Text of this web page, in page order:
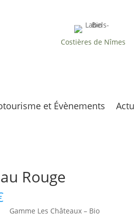
Costières de Nîmes
et Évènements
Rouge
Gamme Les Châteaux – Bio